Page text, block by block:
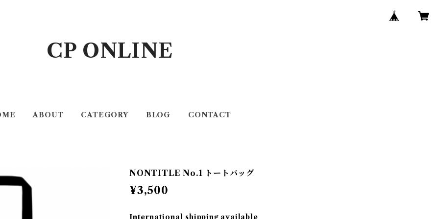
CP ONLINE
ABOUT CATEGORY BLOG CONTACT
NONTITLE No.1 トートバッグ
¥3,500
International shipping available